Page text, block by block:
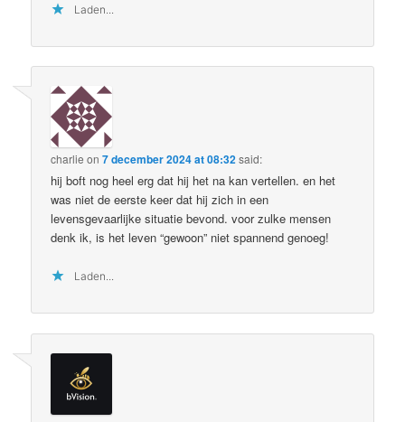
Laden...
charlie on7 december 2024 at 08:32said:
hij boft nog heel erg dat hij het na kan vertellen. en het
was niet de eerste keer dat hij zich in een
levensgevaarlijke situatie bevond. voor zulke mensen
denk ik, is het leven “gewoon” niet spannend genoeg!
Laden...